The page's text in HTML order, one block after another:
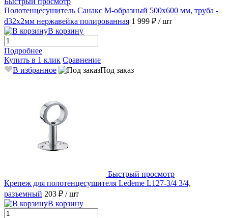
Полотенцесушитель Санакс М-образный 500х600 мм, труба -
d32x2мм нержавейка полированная 1 999 ₽ / шт
В корзину
Подробнее
Купить в 1 клик Сравнение
В избранное
Под заказ
Быстрый просмотр
Крепеж для полотенцесушителя Ledeme L127-3/4 3/4,
разъемный 203 ₽ / шт
В корзину